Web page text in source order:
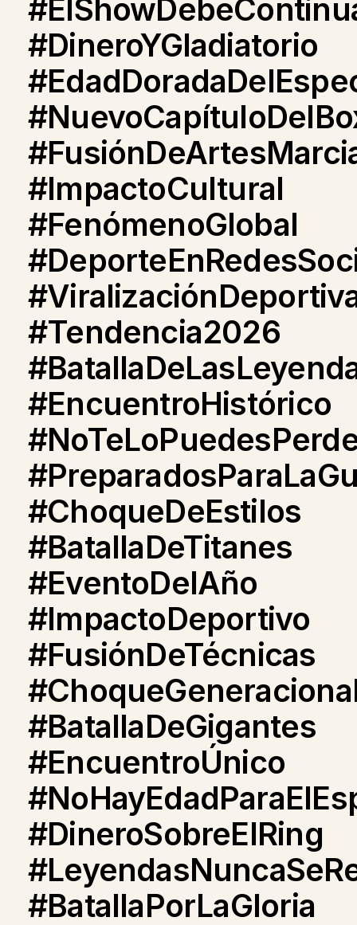
#DineroYGladiatorio
#ImpactoCultural
#FenómenoGlobal
#Tendencia2026
#EncuentroHistórico
#ChoqueDeEstilos
#BatallaDeTitanes
#EventoDelAño
#ImpactoDeportivo
#FusiónDeTécnicas
#BatallaDeGigantes
#EncuentroÚnico
#DineroSobreElRing
#BatallaPorLaGloria